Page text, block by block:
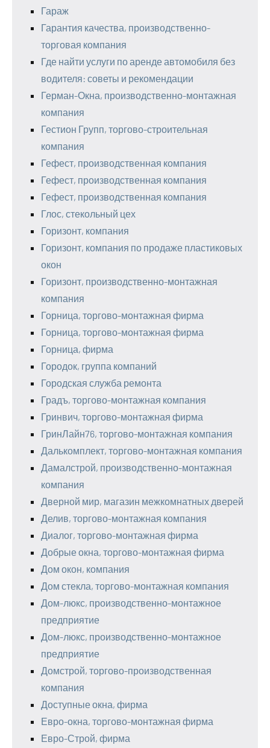
Гараж
Гарантия качества, производственно-
торговая компания
Где найти услуги по аренде автомобиля без
водителя: советы и рекомендации
Герман-Окна, производственно-монтажная
компания
Гестион Групп, торгово-строительная
компания
Гефест, производственная компания
Гефест, производственная компания
Гефест, производственная компания
Глос, стекольный цех
Горизонт, компания
Горизонт, компания по продаже пластиковых
окон
Горизонт, производственно-монтажная
компания
Горница, торгово-монтажная фирма
Горница, торгово-монтажная фирма
Горница, фирма
Городок, группа компаний
Городская служба ремонта
Градъ, торгово-монтажная компания
Гринвич, торгово-монтажная фирма
ГринЛайн76, торгово-монтажная компания
Далькомплект, торгово-монтажная компания
Дамалстрой, производственно-монтажная
компания
Дверной мир, магазин межкомнатных дверей
Делив, торгово-монтажная компания
Диалог, торгово-монтажная фирма
Добрые окна, торгово-монтажная фирма
Дом окон, компания
Дом стекла, торгово-монтажная компания
Дом-люкс, производственно-монтажное
предприятие
Дом-люкс, производственно-монтажное
предприятие
Домстрой, торгово-производственная
компания
Доступные окна, фирма
Евро-окна, торгово-монтажная фирма
Евро-Строй, фирма